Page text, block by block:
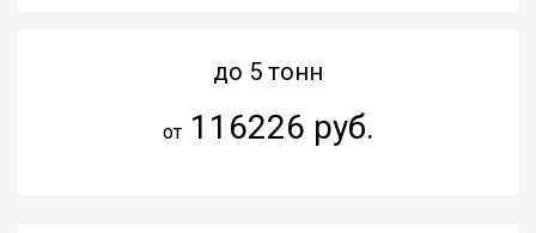
до 5 тонн
от116226 руб.